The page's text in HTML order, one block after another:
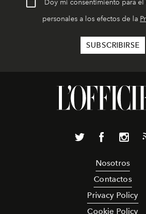
Doy mi consentimiento para
personales a los efectos de la
Nosotros
Contactos
Privacy Policy
Cookie Policy